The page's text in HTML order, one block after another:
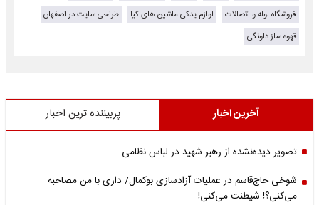
فروشگاه لوله و اتصالات
لوازم یدکی ماشین های کیا
طراحی سایت در اصفهان
قهوه ساز دلونگی
آخرین اخبار پربیننده ترین اخبار
تصویر دیده‌نشده از رهبر شهید در لباس نظامی
شوخی حاج‌قاسم در عملیات آزادسازی بوکمال/ داری با من مصاحبه‌
می‌کنی؟! شیطنت می‌کنی!